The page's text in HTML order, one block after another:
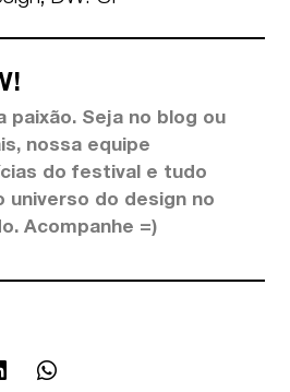
paixão. Seja no blog ou
nossa equipe
do festival e tudo
universo do design no
Acompanhe =)